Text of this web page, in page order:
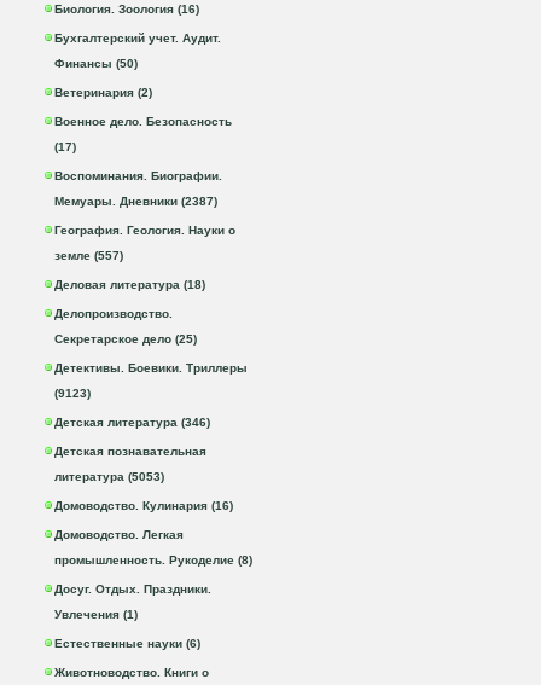
Биология. Зоология (16)
Бухгалтерский учет. Аудит.
Финансы (50)
Ветеринария (2)
Военное дело. Безопасность
(17)
Воспоминания. Биографии.
Мемуары. Дневники (2387)
География. Геология. Науки о
земле (557)
Деловая литература (18)
Делопроизводство.
Секретарское дело (25)
Детективы. Боевики. Триллеры
(9123)
Детская литература (346)
Детская познавательная
литература (5053)
Домоводство. Кулинария (16)
Домоводство. Легкая
промышленность. Рукоделие (8)
Досуг. Отдых. Праздники.
Увлечения (1)
Естественные науки (6)
Животноводство. Книги о